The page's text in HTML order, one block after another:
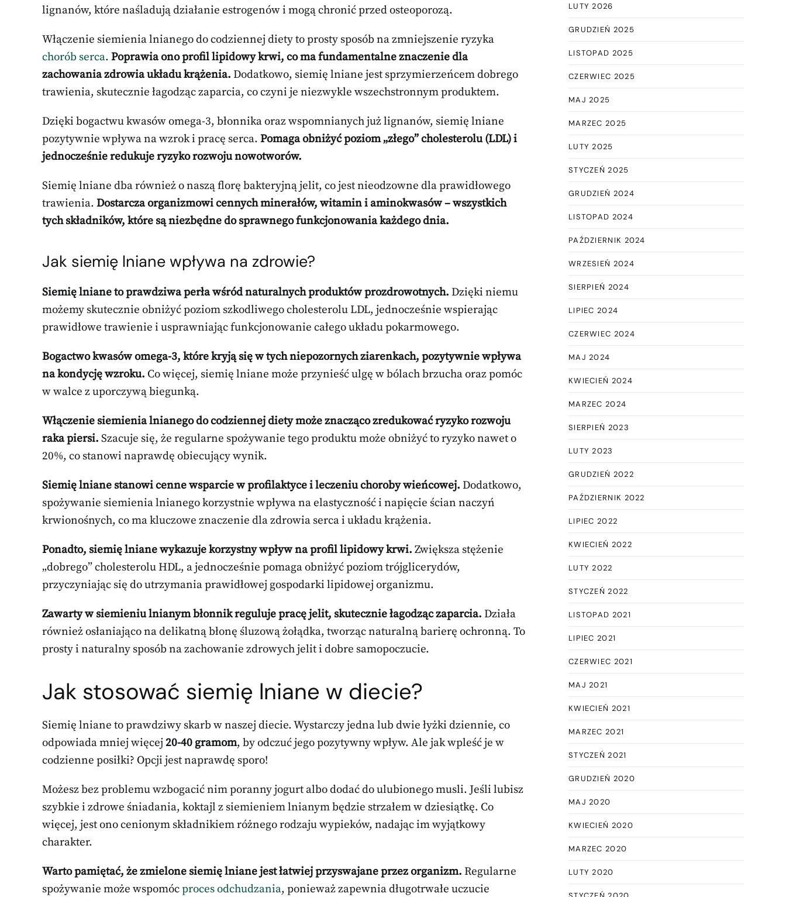
lignanów, które naśladują działanie estrogenów i mogą chronić przed osteoporozą.
Włączenie siemienia lnianego do codziennej diety to prosty sposób na zmniejszenie ryzyka
chorób serca. Poprawia ono profil lipidowy krwi, co ma fundamentalne znaczenie dla
zachowania zdrowia układu krążenia. Dodatkowo, siemię lniane jest sprzymierzeńcem dobrego
trawienia, skutecznie łagodząc zaparcia, co czyni je niezwykle wszechstronnym produktem.
Dzięki bogactwu kwasów omega-3, błonnika oraz wspomnianych już lignanów, siemię lniane
pozytywnie wpływa na wzrok i pracę serca. Pomaga obniżyć poziom „złego” cholesterolu (LDL) i
jednocześnie redukuje ryzyko rozwoju nowotworów.
Siemię lniane dba również o naszą florę bakteryjną jelit, co jest nieodzowne dla prawidłowego
trawienia. Dostarcza organizmowi cennych minerałów, witamin i aminokwasów – wszystkich
tych składników, które są niezbędne do sprawnego funkcjonowania każdego dnia.
Jak siemię lniane wpływa na zdrowie?
Siemię lniane to prawdziwa perła wśród naturalnych produktów prozdrowotnych. Dzięki niemu
możemy skutecznie obniżyć poziom szkodliwego cholesterolu LDL, jednocześnie wspierając
prawidłowe trawienie i usprawniając funkcjonowanie całego układu pokarmowego.
Bogactwo kwasów omega-3, które kryją się w tych niepozornych ziarenkach, pozytywnie wpływa
na kondycję wzroku. Co więcej, siemię lniane może przynieść ulgę w bólach brzucha oraz pomóc
w walce z uporczywą biegunką.
Włączenie siemienia lnianego do codziennej diety może znacząco zredukować ryzyko rozwoju
raka piersi. Szacuje się, że regularne spożywanie tego produktu może obniżyć to ryzyko nawet o
20%, co stanowi naprawdę obiecujący wynik.
Siemię lniane stanowi cenne wsparcie w profilaktyce i leczeniu choroby wieńcowej. Dodatkowo,
spożywanie siemienia lnianego korzystnie wpływa na elastyczność i napięcie ścian naczyń
krwionośnych, co ma kluczowe znaczenie dla zdrowia serca i układu krążenia.
Ponadto, siemię lniane wykazuje korzystny wpływ na profil lipidowy krwi. Zwiększa stężenie
„dobrego” cholesterolu HDL, a jednocześnie pomaga obniżyć poziom trójglicerydów,
przyczyniając się do utrzymania prawidłowej gospodarki lipidowej organizmu.
Zawarty w siemieniu lnianym błonnik reguluje pracę jelit, skutecznie łagodząc zaparcia. Działa
również osłaniająco na delikatną błonę śluzową żołądka, tworząc naturalną barierę ochronną. To
prosty i naturalny sposób na zachowanie zdrowych jelit i dobre samopoczucie.
Jak stosować siemię lniane w diecie?
Siemię lniane to prawdziwy skarb w naszej diecie. Wystarczy jedna lub dwie łyżki dziennie, co
odpowiada mniej więcej 20-40 gramom, by odczuć jego pozytywny wpływ. Ale jak wpleść je w
codzienne posiłki? Opcji jest naprawdę sporo!
Możesz bez problemu wzbogacić nim poranny jogurt albo dodać do ulubionego musli. Jeśli lubisz
szybkie i zdrowe śniadania, koktajl z siemieniem lnianym będzie strzałem w dziesiątkę. Co
więcej, jest ono cenionym składnikiem różnego rodzaju wypieków, nadając im wyjątkowy
charakter.
Warto pamiętać, że zmielone siemię lniane jest łatwiej przyswajane przez organizm. Regularne
spożywanie może wspomócproces odchudzania, ponieważ zapewnia długotrwałe uczucie
LUTY 2026
GRUDZIEŃ 2025
LISTOPAD 2025
CZERWIEC 2025
MAJ 2025
MARZEC 2025
LUTY 2025
STYCZEŃ 2025
GRUDZIEŃ 2024
LISTOPAD 2024
PAŹDZIERNIK 2024
WRZESIEŃ 2024
SIERPIEŃ 2024
LIPIEC 2024
CZERWIEC 2024
MAJ 2024
KWIECIEŃ 2024
MARZEC 2024
SIERPIEŃ 2023
LUTY 2023
GRUDZIEŃ 2022
PAŹDZIERNIK 2022
LIPIEC 2022
KWIECIEŃ 2022
LUTY 2022
STYCZEŃ 2022
LISTOPAD 2021
LIPIEC 2021
CZERWIEC 2021
MAJ 2021
KWIECIEŃ 2021
MARZEC 2021
STYCZEŃ 2021
GRUDZIEŃ 2020
MAJ 2020
KWIECIEŃ 2020
MARZEC 2020
LUTY 2020